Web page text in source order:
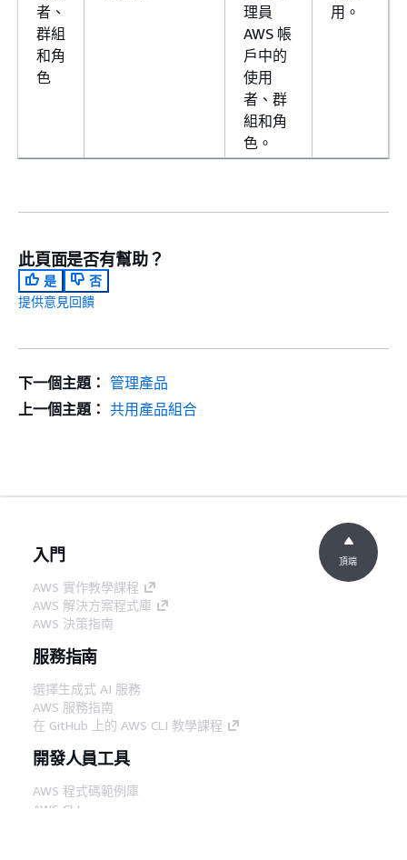
者、
群組
和角
色
理員
AWS 帳
戶中的
使用
者、群
組和角
色。
用。
此頁面是否有幫助？
是
否
提供意見回饋
下一個主題： 管理產品
上一個主題： 共用產品組合
入門
AWS 實作教學課程
AWS 解決方案程式庫
AWS 決策指南
服務指南
選擇生成式 AI 服務
AWS 服務指南
在 GitHub 上的 AWS CLI 教學課程
開發人員工具
AWS 程式碼範例庫
AWS CLI
頂端